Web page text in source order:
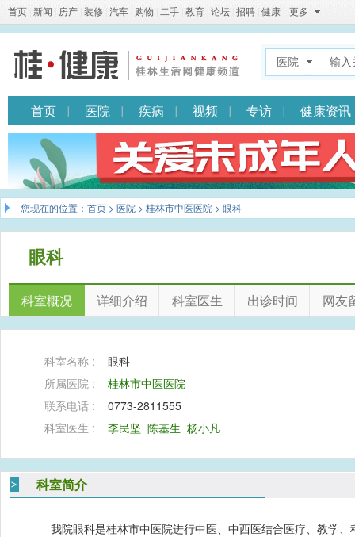
首页 新闻 房产 装修 汽车 购物 二手 教育 论坛 招聘 健康 更多
医院
首页 医院 疾病 视频 专访 健康资讯
您现在的位置： 首页 > 医院 > 桂林市中医医院 > 眼科
眼科
科室概况 详细介绍 科室医生 出诊时间 网友
科室名称 :
眼科
所属医院 :
桂林市中医医院
联系电话 :
0773-2811555
科室医生 :
李民坚 陈基生 杨小凡
科室简介
我院眼科是桂林市中医院进行中医、中西医结合医疗、教学